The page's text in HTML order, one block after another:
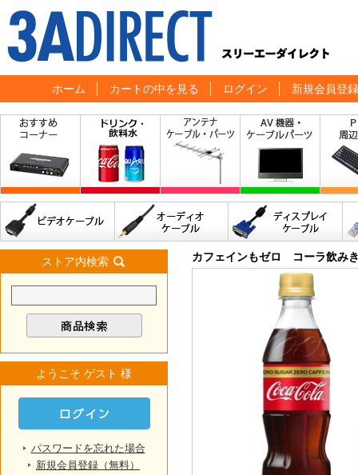
ホーム カートの中を見る ログイン 新規会員登録
ストア内検索
ようこそ ゲスト 様
パスワードを忘れた場合
新規会員登録（無料）
カフェインもゼロ コーラ飲み